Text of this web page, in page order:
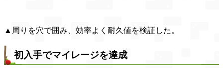
▲周りを穴で囲み、効率よく耐久値を検証した。
初入手でマイレージを達成